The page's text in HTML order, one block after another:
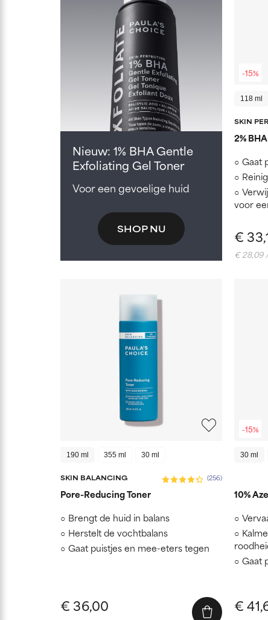
Nieuw: 1% BHA Gentle
Exfoliating Gel Toner
Voor een gevoelige huid
SHOP NU
-15%
118 ml
SKIN
2%
Gaat
voor
€
€ 28,09
190 ml 355 ml 30 ml
SKIN BALANCING (256)
Pore-Reducing Toner
Brengt de huid in balans
Herstelt de vochtbalans
Gaat puistjes en mee-eters tegen
€ 36,00
-15%
30 ml
10%
Gaat
€